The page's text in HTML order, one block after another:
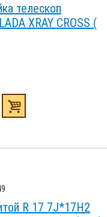
телескоп
XRAY CROSS (
R 17 7J*17H2